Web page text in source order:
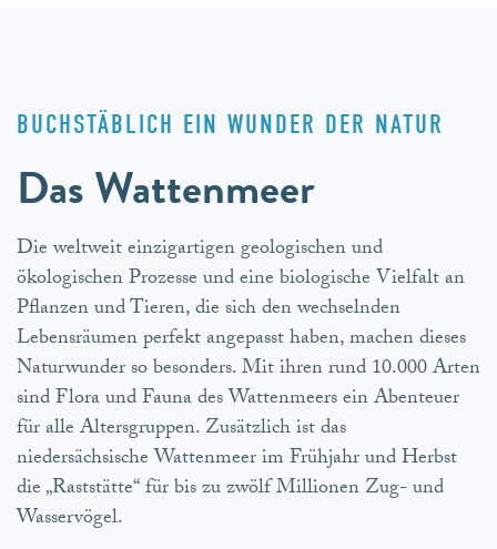
Das Wattenmeer
BUCHSTÄBLICH EIN WUNDER DER NATUR
Die weltweit einzigartigen geologischen und
ökologischen Prozesse und eine biologische Vielfalt an
Pflanzen und Tieren, die sich den wechselnden
Lebensräumen perfekt angepasst haben, machen dieses
Naturwunder so besonders. Mit ihren rund 10.000 Arten
sind Flora und Fauna des Wattenmeers ein Abenteuer
für alle Altersgruppen. Zusätzlich ist das
niedersächsische Wattenmeer im Frühjahr und Herbst
die „Raststätte“ für bis zu zwölf Millionen Zug- und
Wasservögel.